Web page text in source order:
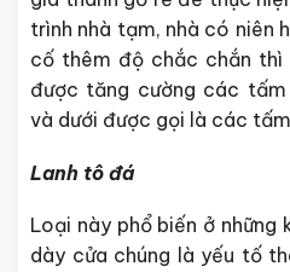
trình nhà tạm, nhà có niên
cố thêm độ chắc chắn
được tăng cường các
và dưới được gọi là các
Lanh tô đá
Loại này phổ biến ở
dày cửa chúng là yếu tố